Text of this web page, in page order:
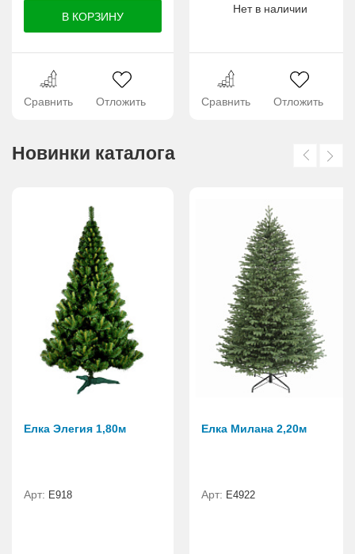
Сравнить Отложить
Нет в наличии
Сравнить Отложить
Новинки каталога
Елка Элегия 1,80м
Арт: E918
Елка Милана 2,20м
Арт: Е4922